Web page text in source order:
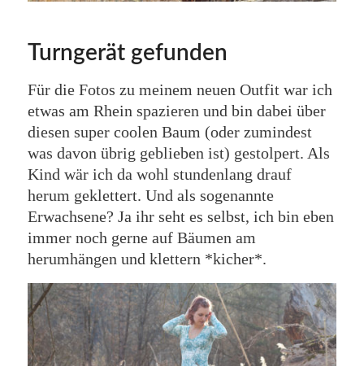
Turngerät gefunden
Für die Fotos zu meinem neuen Outfit war ich
etwas am Rhein spazieren und bin dabei über
diesen super coolen Baum (oder zumindest
was davon übrig geblieben ist) gestolpert. Als
Kind wär ich da wohl stundenlang drauf
herum geklettert. Und als sogenannte
Erwachsene? Ja ihr seht es selbst, ich bin eben
immer noch gerne auf Bäumen am
herumhängen und klettern *kicher*.